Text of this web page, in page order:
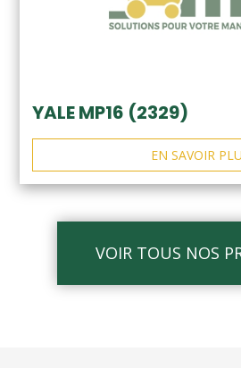
YALE MP16 (2329)
EN SAVOIR
VOIR TOUS NOS